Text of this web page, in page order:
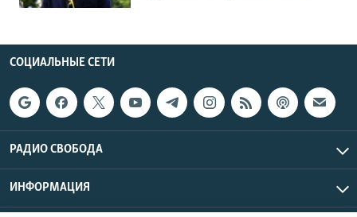
СОЦИАЛЬНЫЕ СЕТИ
РАДИО СВОБОДА
ИНФОРМАЦИЯ